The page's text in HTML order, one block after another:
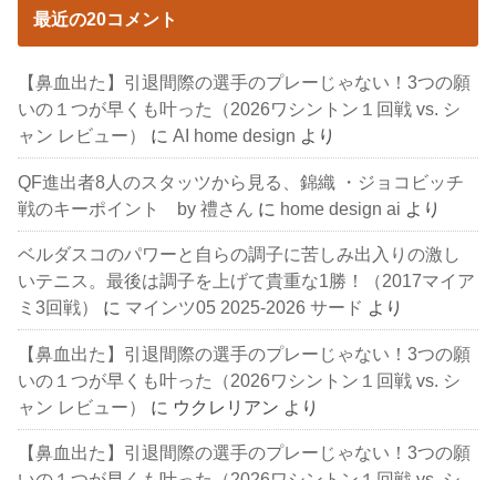
最近の20コメント
【鼻血出た】引退間際の選手のプレーじゃない！3つの願
いの１つが早くも叶った（2026ワシントン１回戦 vs. シ
ャン レビュー）
にAI home design より
QF進出者8人のスタッツから見る、錦織 ・ジョコビッチ
戦のキーポイント by 禮さん に home design ai より
ベルダスコのパワーと自らの調子に苦しみ出入りの激し
いテニス。最後は調子を上げて貴重な1勝！（2017マイア
ミ3回戦）
に マインツ05 2025-2026 サード より
【鼻血出た】引退間際の選手のプレーじゃない！3つの願
いの１つが早くも叶った（2026ワシントン１回戦 vs. シ
ャン レビュー）
に ウクレリアン より
【鼻血出た】引退間際の選手のプレーじゃない！3つの願